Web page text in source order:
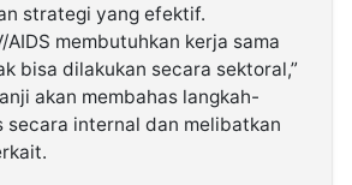
strategi yang efektif.
AIDS membutuhkan kerja sama
bisa dilakukan secara sektoral,”
akan membahas langkah-
secara internal dan melibatkan